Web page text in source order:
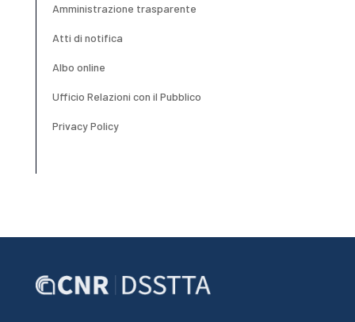
Amministrazione trasparente
Atti di notifica
Albo online
Ufficio Relazioni con il Pubblico
Privacy Policy